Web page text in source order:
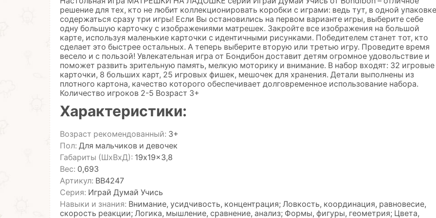
решение для тех, кто не любит коллекционировать коробки с играми: ведь тут, в одной
содержаться сразу три игры! Если Вы остановились на первом варианте игры, выберите себе
одну большую карточку с изображениями матрешек. Закройте все изображения на большой
карте, используя маленькие карточки с идентичными рисунками. Победителем станет тот, кто
сделает это быстрее остальных. А теперь выберите вторую или третью игру. Проведите время
весело и с пользой! Увлекательная игра от Бондибон доставит детям огромное удовольствие и
поможет развить зрительную память, мелкую моторику и внимание. В набор входят: 32 игровые
карточки, 8 больших карт, 25 игровых фишек, мешочек для хранения. Детали выполнены из
плотного картона, качество которого обеспечивает долговременное использование набора.
Количество игроков 2-5 Возраст 3+
Характеристики:
Возраст рекомендованный: 3+
Пол: Для мальчиков и девочек
Габариты (ШхВхД): 19x19x3,8
Вес: 0,693
Артикул: ВВ4247
Серия: Играй Думай Учись
Навыки и знания: Внимание, усидчивость, концентрация; Ловкость, координация, равновесие,
скорость реакции; Логика, мышление, сравнение, анализ; Формы, фигуры, геометрия; Цвета,